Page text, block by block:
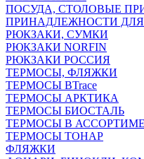
ПОСУДА, СТОЛОВЫЕ
ПРИНАДЛЕЖНОСТИ ДЛЯ
РЮКЗАКИ, СУМКИ
РЮКЗАКИ NORFIN
РЮКЗАКИ РОССИЯ
ТЕРМОСЫ, ФЛЯЖКИ
ТЕРМОСЫ BTrace
ТЕРМОСЫ АРКТИКА
ТЕРМОСЫ БИОСТАЛЬ
ТЕРМОСЫ В
ТЕРМОСЫ ТОНАР
ФЛЯЖКИ